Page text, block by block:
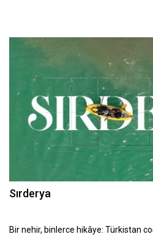
Sırderya
Bir nehir, binlerce hikâye: Türkistan